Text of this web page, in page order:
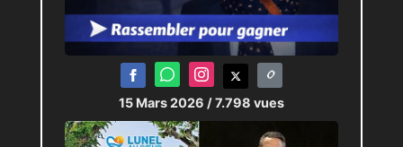
15 Mars 2026 / 7.798 vues